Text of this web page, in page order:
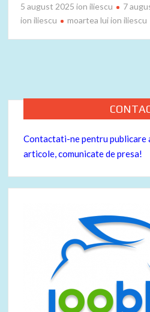
e
b
k
itt
er
er
es
ta
je
5 august 2025 ion iliescu
7
ion iliescu
moartea lui ion iliescu
Contactati-ne pentru publicare
articole, comunicate de presa!